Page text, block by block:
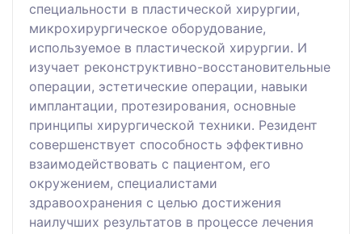
специальности в пластической хирургии,
микрохирургическое оборудование,
используемое в пластической хирургии. И
изучает реконструктивно-восстановительные
операции, эстетические операции, навыки
имплантации, протезирования, основные
принципы хирургической техники. Резидент
совершенствует способность эффективно
взаимодействовать с пациентом, его
окружением, специалистами
здравоохранения с целью достижения
наилучших результатов в процессе лечения